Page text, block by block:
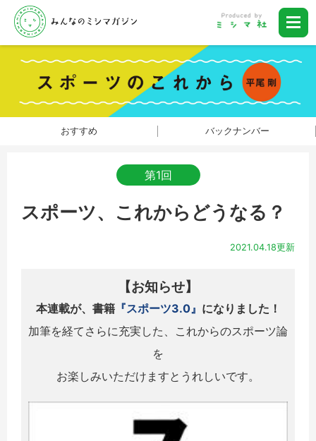
おすすめ バックナンバー
第1回
スポーツ、これからどうなる？
2021.04.18更新
【お知らせ】
本連載が、書籍『スポーツ3.0』 になりました！
加筆を経てさらに充実した、これからのスポーツ論
を
お楽しみいただけますとうれしいです。